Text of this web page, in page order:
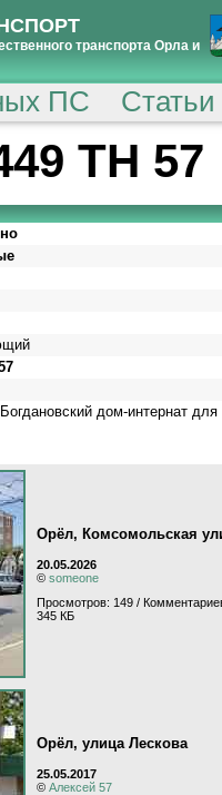
транспорта Орла и
ПС
ТН 57
дом-интернат
Орёл, Комсомольская
20.05.2026
© someone
Просмотров: 149 /
345 КБ
Орёл, улица Лескова
25.05.2017
© Алексей 57